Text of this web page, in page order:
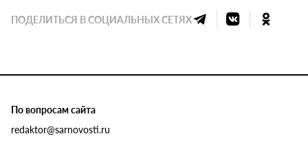
ПОДЕЛИТЬСЯ В СОЦИАЛЬНЫХ СЕТЯХ
По вопросам сайта
redaktor@sarnovosti.ru